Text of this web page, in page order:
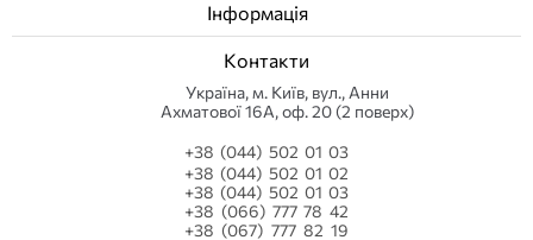
Як доглядати за лайнером в басейні?
Чи можна замінити лайнер частково?
Інформація
Контакти
Українa, м. Київ, вул., Анни
Ахматової 16А, оф. 20 (2 поверх)
+38 (044) 502 01 03
+38 (044) 502 01 02
+38 (044) 502 01 03
+38 (066) 777 78 42
+38 (067) 777 82 19